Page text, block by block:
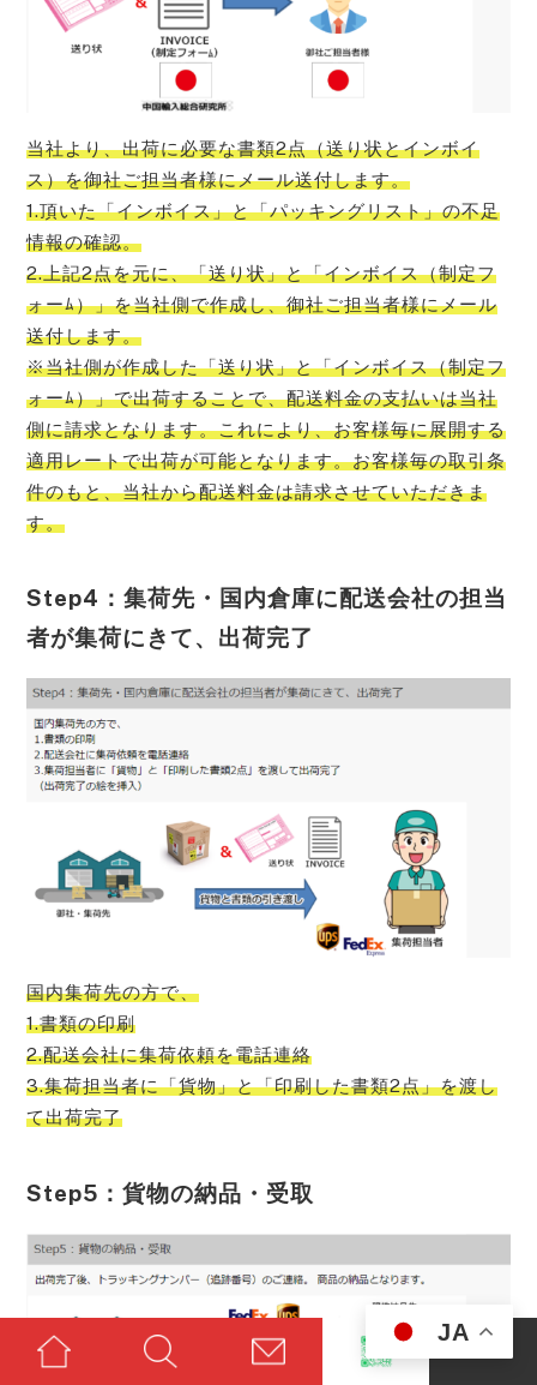
当社より、出荷に必要な書類2点（送り状とインボイ
ス）を御社ご担当者様にメール送付します。
1.頂いた「インボイス」と「パッキングリスト」の不足
情報の確認。
2.上記2点を元に、「送り状」と「インボイス（制定フ
ォーﾑ）」を当社側で作成し、御社ご担当者様にメール
送付します。
※当社側が作成した「送り状」と「インボイス（制定フ
ォーﾑ）」で出荷することで、配送料金の支払いは当社
側に請求となります。これにより、お客様毎に展開する
適用レートで出荷が可能となります。お客様毎の取引条
件のもと、当社から配送料金は請求させていただきま
す。
Step4：集荷先・国内倉庫に配送会社の担当
者が集荷にきて、出荷完了
国内集荷先の方で、
1.書類の印刷
2.配送会社に集荷依頼を電話連絡
3.集荷担当者に「貨物」と「印刷した書類2点」を渡し
て出荷完了
Step5：貨物の納品・受取
JA